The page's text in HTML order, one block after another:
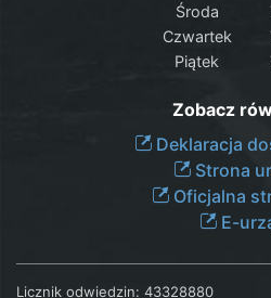
Środa
Czwartek
Piątek
Zobacz
Deklaracja
Strona
Oficjalna
E-
Licznik odwiedzin: 43328880